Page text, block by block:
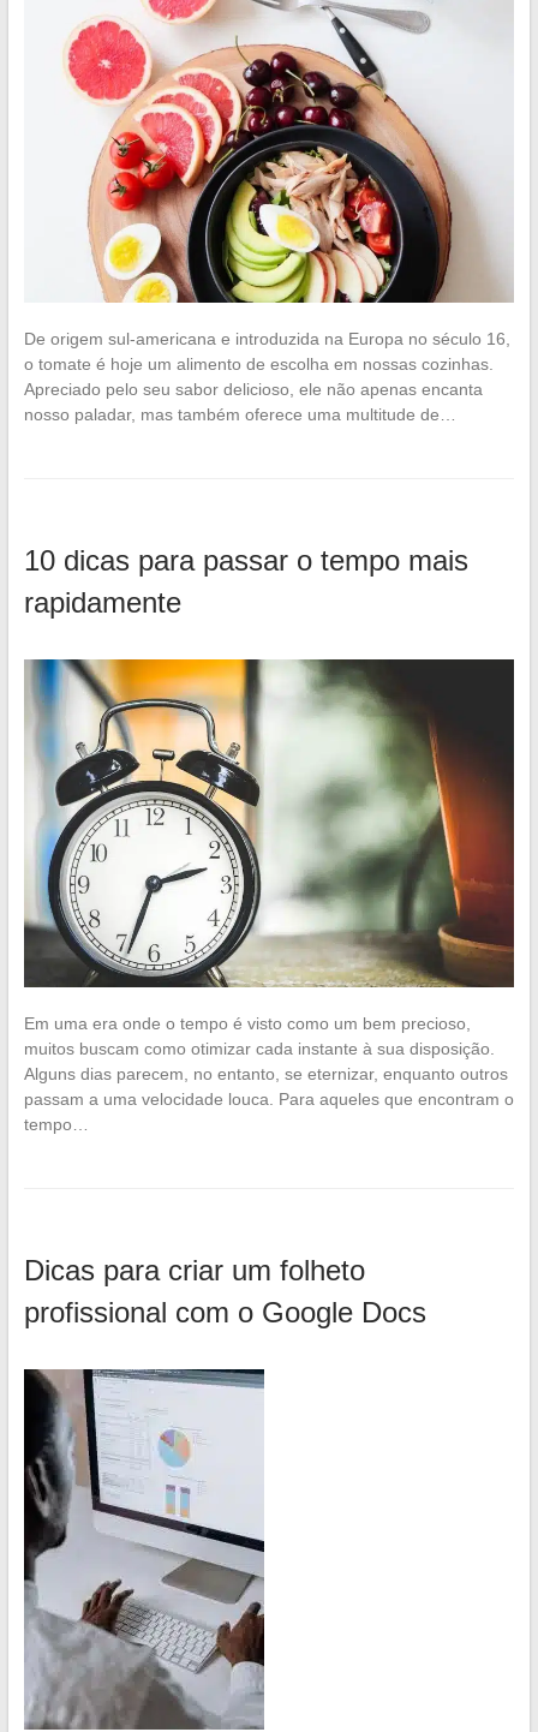
De origem sul-americana e introduzida na Europa no século 16,
o tomate é hoje um alimento de escolha em nossas cozinhas.
Apreciado pelo seu sabor delicioso, ele não apenas encanta
nosso paladar, mas também oferece uma multitude de…
10 dicas para passar o tempo mais
rapidamente
Em uma era onde o tempo é visto como um bem precioso,
muitos buscam como otimizar cada instante à sua disposição.
Alguns dias parecem, no entanto, se eternizar, enquanto outros
passam a uma velocidade louca. Para aqueles que encontram o
tempo…
Dicas para criar um folheto
profissional com o Google Docs